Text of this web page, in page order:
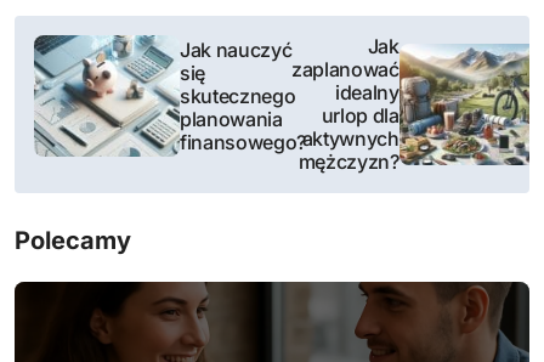
N
w
i
g
a
Jak nauczyć
się
skutecznego
planowania
finansowego?
Jak
zaplanować
idealny
urlop dla
aktywnych
mężczyzn?
Polecamy